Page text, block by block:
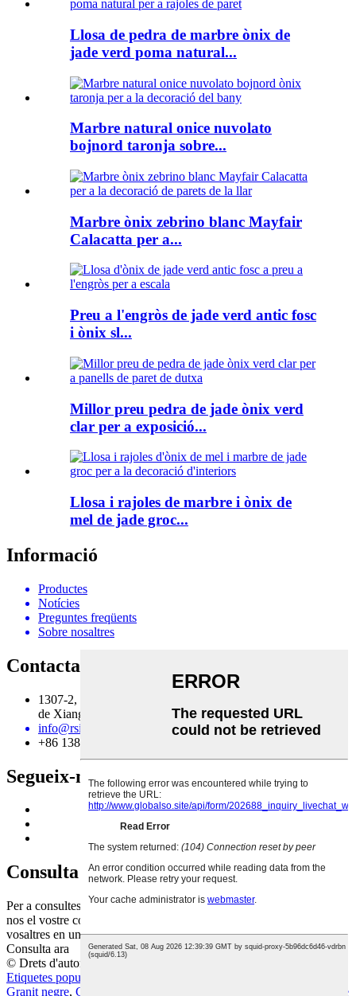
Llosa de pedra de marbre ònix de
jade verd poma natural...
Marbre natural onice nuvolato
bojnord taronja sobre...
Marbre ònix zebrino blanc Mayfair
Calacatta per a...
Preu a l'engròs de jade verd antic fosc
i ònix sl...
Millor preu pedra de jade ònix verd
clar per a exposició...
Llosa i rajoles de marbre i ònix de
mel de jade groc...
Informació
Productes
Notícies
Preguntes freqüents
Sobre nosaltres
Contacta amb nosaltres
1307-2, Hualun International, No. 1, Guyan Road, Districte
de Xiang'An, Xiamen Fujian Xina
info@rsincn.com
+86 13806015457
Segueix-nos
Consulta
Per a consultes sobre els nostres productes o llista de preus, deixeu-
nos el vostre correu electrònic i ens posarem en contacte amb
vosaltres en un termini de 24 hores.
Consulta ara
© Drets d'autor - 2010-2021: Tots els drets reservats.
Etiquetes populars
Granit negre, Granit gris clar Rajoles de paret de marbre